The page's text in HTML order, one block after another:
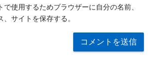
で使用するためブラウザーに自分の名前、
、サイトを保存する。